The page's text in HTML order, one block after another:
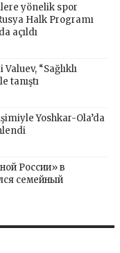
yönelik spor
Halk Programı
açıldı
“Sağlıklı
tanıştı
Yoshkar-Ola’da
России» в
семейный